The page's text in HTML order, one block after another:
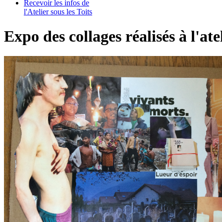
Recevoir les infos de
l'Atelier sous les Toits
Expo des collages réalisés à